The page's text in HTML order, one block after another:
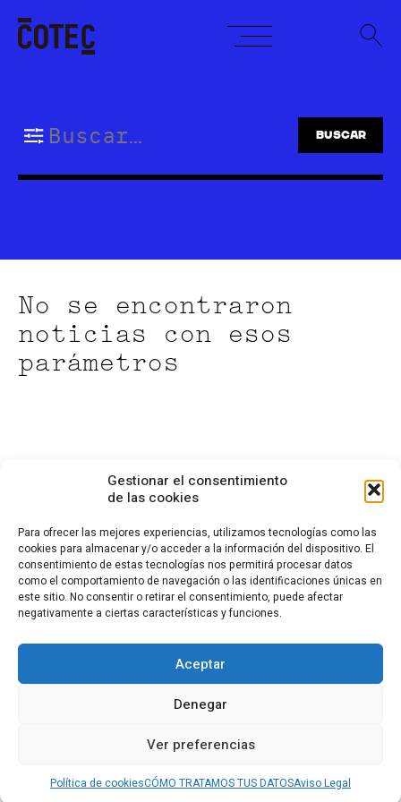
Gestionar el consentimiento
de las cookies
Para ofrecer las mejores experiencias, utilizamos tecnologías como las
cookies para almacenar y/o acceder a la información del dispositivo. El
consentimiento de estas tecnologías nos permitirá procesar datos
como el comportamiento de navegación o las identificaciones únicas en
este sitio. No consentir o retirar el consentimiento, puede afectar
negativamente a ciertas características y funciones.
Aceptar
Denegar
Ver preferencias
Política de cookiesCÓMO TRATAMOS TUS DATOSAviso Legal
content
No se encontraron
noticias con esos
parámetros
CONTACTO
Calle Cea Bermúdez, 3
28003 - Madrid. España
fundacion.cotec@cotec.es
POLÍTICA DE PRIVACIDAD